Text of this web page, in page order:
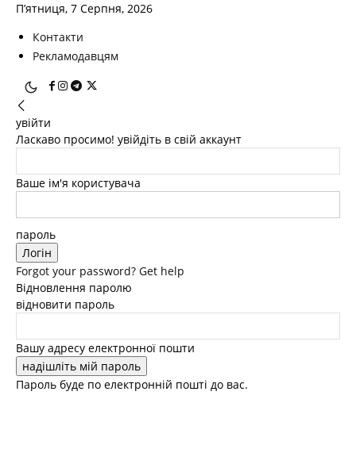
П’ятниця, 7 Серпня, 2026
Контакти
Рекламодавцям
увійти
Ласкаво просимо! увійдіть в свій аккаунт
Ваше ім'я користувача
пароль
Forgot your password? Get help
Відновлення паролю
відновити пароль
Вашу адресу електронної пошти
Пароль буде по електронній пошті до вас.